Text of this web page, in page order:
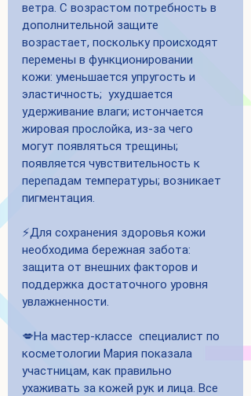
ветра. С возрастом потребность в
дополнительной защите
возрастает, поскольку происходят
перемены в функционировании
кожи: уменьшается упругость и
эластичность;  ухудшается
удерживание влаги; истончается
жировая прослойка, из-за чего
могут появляться трещины;
появляется чувствительность к
перепадам температуры; возникает
пигментация.
⚡️Для сохранения здоровья кожи
необходима бережная забота:
защита от внешних факторов и
поддержка достаточного уровня
увлажненности.
💋На мастер-классе  специалист по
косметологии Мария показала
участницам, как правильно
ухаживать за кожей рук и лица. Все